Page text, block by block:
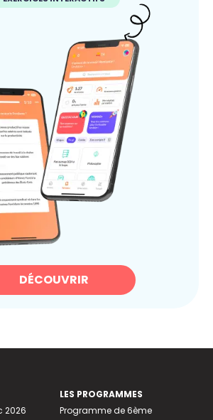
DÉCOUVRIR
2026
LES PROGRAMMES
Programme de 6ème